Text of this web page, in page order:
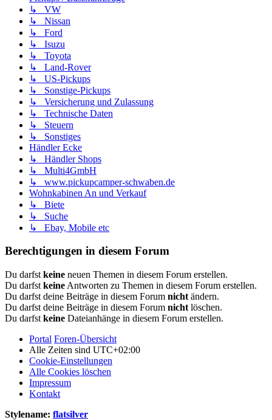
↳ VW
↳ Nissan
↳ Ford
↳ Isuzu
↳ Toyota
↳ Land-Rover
↳ US-Pickups
↳ Sonstige-Pickups
↳ Versicherung und Zulassung
↳ Technische Daten
↳ Steuern
↳ Sonstiges
Händler Ecke
↳ Händler Shops
↳ Multi4GmbH
↳ www.pickupcamper-schwaben.de
Wohnkabinen An und Verkauf
↳ Biete
↳ Suche
↳ Ebay, Mobile etc
Berechtigungen in diesem Forum
Du darfst keine neuen Themen in diesem Forum erstellen.
Du darfst keine Antworten zu Themen in diesem Forum erstellen.
Du darfst deine Beiträge in diesem Forum nicht ändern.
Du darfst deine Beiträge in diesem Forum nicht löschen.
Du darfst keine Dateianhänge in diesem Forum erstellen.
Portal Foren-Übersicht
Alle Zeiten sind UTC+02:00
Cookie-Einstellungen
Alle Cookies löschen
Impressum
Kontakt
Stylename: flatsilver